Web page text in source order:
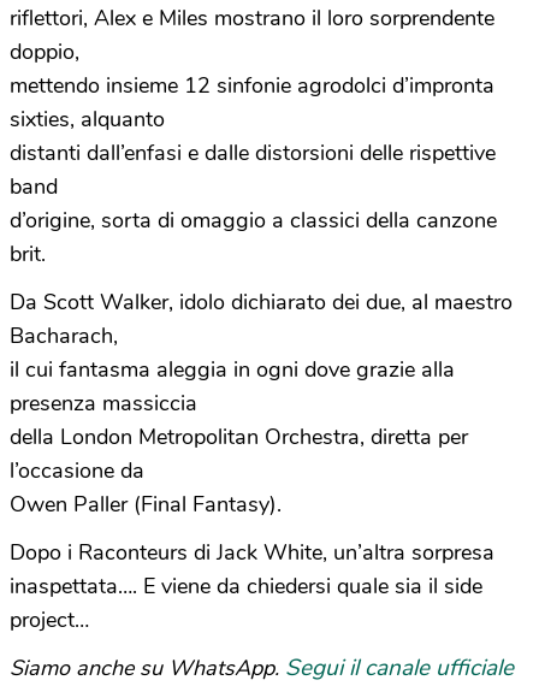
riflettori, Alex e Miles mostrano il loro sorprendente
doppio,
mettendo insieme 12 sinfonie agrodolci d’impronta
sixties, alquanto
distanti dall’enfasi e dalle distorsioni delle rispettive
band
d’origine, sorta di omaggio a classici della canzone
brit.
Da Scott Walker, idolo dichiarato dei due, al maestro
Bacharach,
il cui fantasma aleggia in ogni dove grazie alla
presenza massiccia
della London Metropolitan Orchestra, diretta per
l’occasione da
Owen Paller (Final Fantasy).
Dopo i Raconteurs di Jack White, un’altra sorpresa
inaspettata…. E viene da chiedersi quale sia il side
project…
Siamo anche su WhatsApp. Segui il canale ufficiale